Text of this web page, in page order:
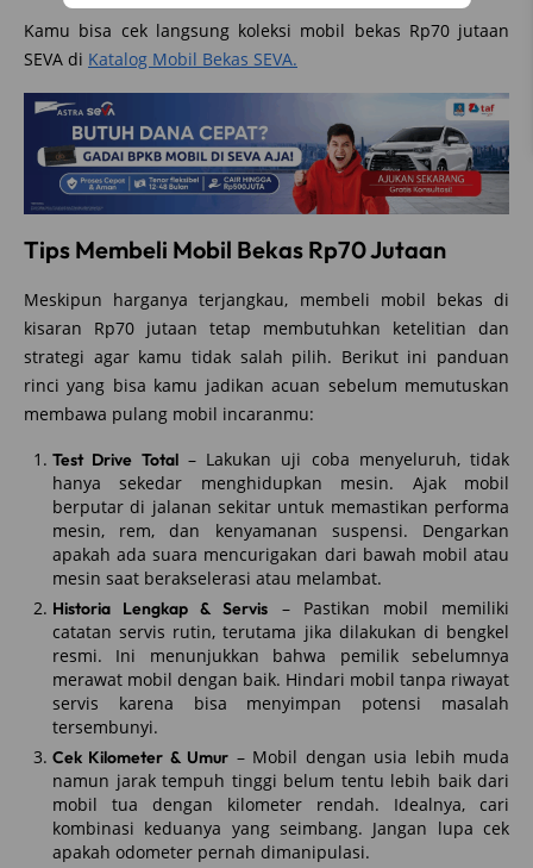
Kamu bisa cek langsung koleksi mobil bekas Rp70 jutaan
SEVA di Katalog Mobil Bekas SEVA.
Tips Membeli Mobil Bekas Rp70 Jutaan
Meskipun harganya terjangkau, membeli mobil bekas di
kisaran Rp70 jutaan tetap membutuhkan ketelitian dan
strategi agar kamu tidak salah pilih. Berikut ini panduan
rinci yang bisa kamu jadikan acuan sebelum memutuskan
membawa pulang mobil incaranmu:
Test Drive Total– Lakukan uji coba menyeluruh, tidak
hanya sekedar menghidupkan mesin. Ajak mobil
berputar di jalanan sekitar untuk memastikan performa
mesin, rem, dan kenyamanan suspensi. Dengarkan
apakah ada suara mencurigakan dari bawah mobil atau
mesin saat berakselerasi atau melambat.
Historia Lengkap & Servis – Pastikan mobil memiliki
catatan servis rutin, terutama jika dilakukan di bengkel
resmi. Ini menunjukkan bahwa pemilik sebelumnya
merawat mobil dengan baik. Hindari mobil tanpa riwayat
servis karena bisa menyimpan potensi masalah
tersembunyi.
Cek Kilometer & Umur – Mobil dengan usia lebih muda
namun jarak tempuh tinggi belum tentu lebih baik dari
mobil tua dengan kilometer rendah. Idealnya, cari
kombinasi keduanya yang seimbang. Jangan lupa cek
apakah odometer pernah dimanipulasi.